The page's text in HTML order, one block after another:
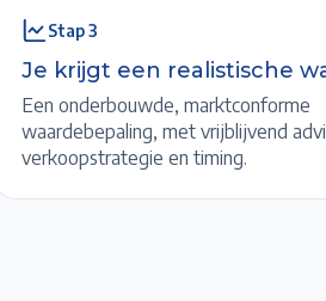
Stap3
Je krijgt een realistische
Een onderbouwde, marktconforme
waardebepaling, met vrijblijvend
verkoopstrategie en timing.